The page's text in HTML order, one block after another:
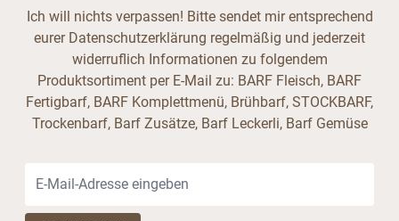
Ich will nichts verpassen! Bitte sendet mir entsprechend
eurer Datenschutzerklärung regelmäßig und jederzeit
widerruflich Informationen zu folgendem
Produktsortiment per E-Mail zu: BARF Fleisch, BARF
Fertigbarf, BARF Komplettmenü, Brühbarf, STOCKBARF,
Trockenbarf, Barf Zusätze, Barf Leckerli, Barf Gemüse